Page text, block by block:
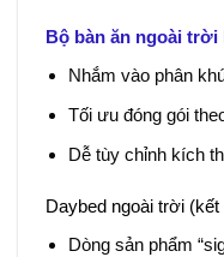
Bộ bàn ăn ngoài trời
Nhắm vào phân
Tối ưu đóng gói
Dễ tùy chỉnh kích
Daybed ngoài trời (kết
Dòng sản phẩm